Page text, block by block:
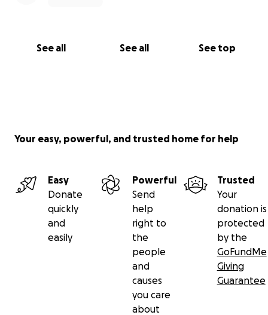
See all See all See top
Your easy, powerful, and trusted home for help
Easy
Donate
quickly
and
easily
Powerful
Send
help
right to
the
people
and
causes
you care
about
Trusted
Your
donation is
protected
by the
GoFundMe
Giving
Guarantee